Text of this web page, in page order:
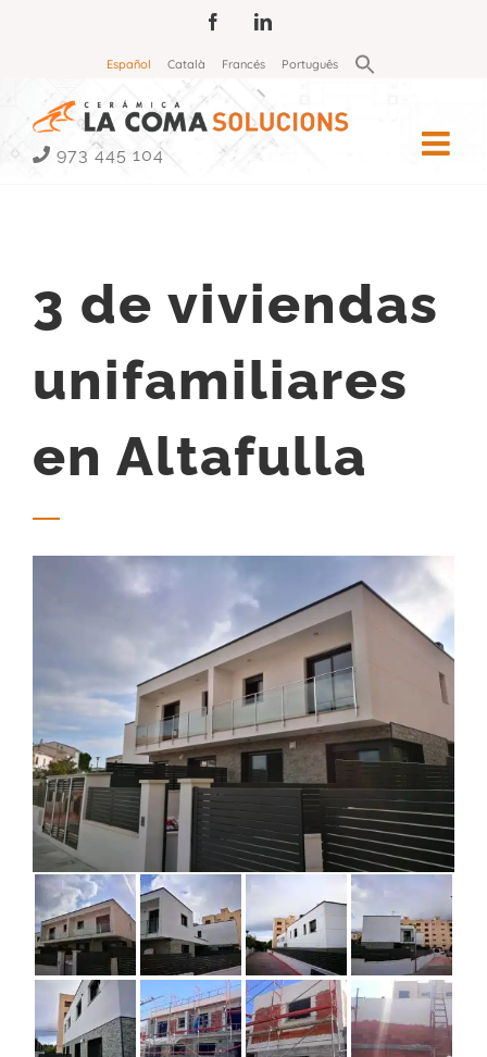
FacebookLinkedIn
Español Català Francés Português Buscar:
973 445 104
3 de viviendas
unifamiliares
en Altafulla